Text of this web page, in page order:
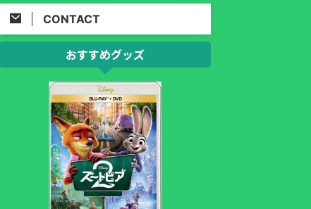
CONTACT
おすすめグッズ